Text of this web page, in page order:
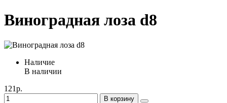
Виноградная лоза d8
Наличие
В наличии
121р.
В корзину